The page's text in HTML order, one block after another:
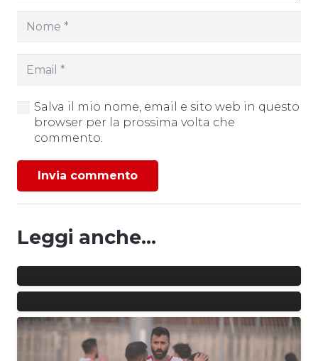
Salva il mio nome, email e sito web in questo
browser per la prossima volta che
commento.
Invia commento
Leggi anche...
ALLENAMENTI CONGIUNTI |
L’U.S. ANGRI 1927 RINGRAZIA I
GESTORI DELLO STADIO NOVI E
AUSPICA UN PERCORSO DI
CARLOS BIASON E’ UN NUOVO
CALCIATORE DELL’U.S. ANGRI
1927